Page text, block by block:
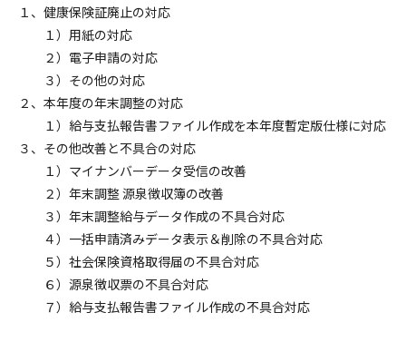
１、健康保険証廃止の対応
１）用紙の対応
２）電子申請の対応
３）その他の対応
２、本年度の年末調整の対応
１）給与支払報告書ファイル作成を本年度暫定版仕様に対応
３、その他改善と不具合の対応
１）マイナンバーデータ受信の改善
２）年末調整 源泉徴収簿の改善
３）年末調整給与データ作成の不具合対応
４）一括申請済みデータ表示＆削除の不具合対応
５）社会保険資格取得届の不具合対応
６）源泉徴収票の不具合対応
７）給与支払報告書ファイル作成の不具合対応